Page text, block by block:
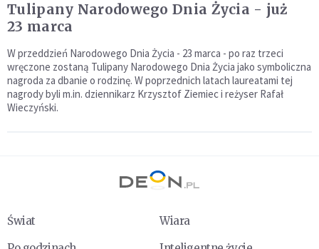
Tulipany Narodowego Dnia Życia - już
23 marca
W przeddzień Narodowego Dnia Życia - 23 marca - po raz trzeci
wręczone zostaną Tulipany Narodowego Dnia Życia jako symboliczna
nagroda za dbanie o rodzinę. W poprzednich latach laureatami tej
nagrody byli m.in. dziennikarz Krzysztof Ziemiec i reżyser Rafał
Wieczyński.
Świat
Wiara